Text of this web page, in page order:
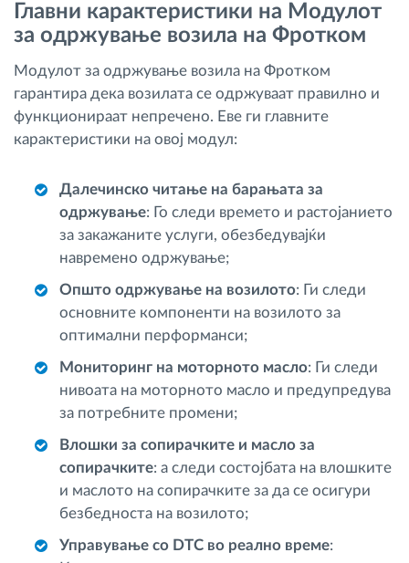
Главни карактеристики на Модулот
за одржување возила на Фротком
Модулот за одржување возила на Фротком
гарантира дека возилата се одржуваат правилно и
функционираат непречено. Еве ги главните
карактеристики на овој модул:
Далечинско читање на барањата за
одржување: Го следи времето и растојанието
за закажаните услуги, обезбедувајќи
навремено одржување;
Општо одржување на возилото: Ги следи
основните компоненти на возилото за
оптимални перформанси;
Мониторинг на моторното масло: Ги следи
нивоата на моторното масло и предупредува
за потребните промени;
Влошки за сопирачките и масло за
сопирачките: а следи состојбата на влошките
и маслото на сопирачките за да се осигури
безбедноста на возилото;
Управување со DTC во реално време: